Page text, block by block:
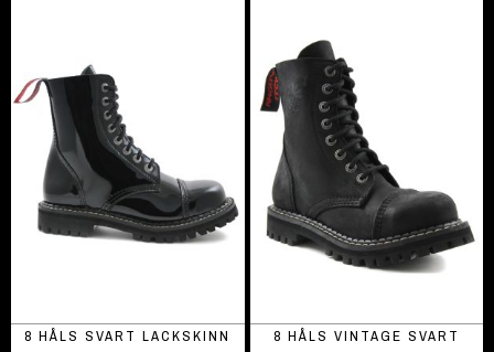
8 HÅLS SVART LACKSKINN
8 HÅLS VINTAGE SVART